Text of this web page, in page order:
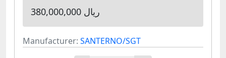
380,000,000 ریال
Manufacturer: SANTERNO/SGT